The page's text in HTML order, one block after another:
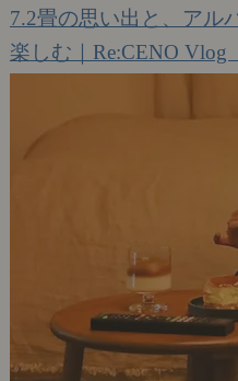
7.2畳の思い出と、アル
楽しむ｜Re:CENO Vlog